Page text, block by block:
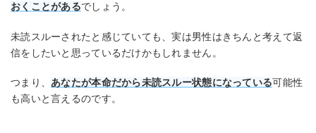
おくことがあるでしょう。
未読スルーされたと感じていても、実は男性はきちんと考えて返
信をしたいと思っているだけかもしれません。
つまり、あなたが本命だから未読スルー状態になっている可能性
も高いと言えるのです。